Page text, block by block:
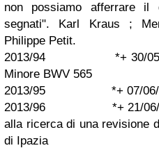
non possiamo afferrare il
segnati". Karl Kraus ;
Philippe Petit.
2013/94 *+ 30/05/
Minore BWV 565
2013/95 *+ 07/06/
2013/96 *+ 21/06/
alla ricerca di una revisione
di Ipazia